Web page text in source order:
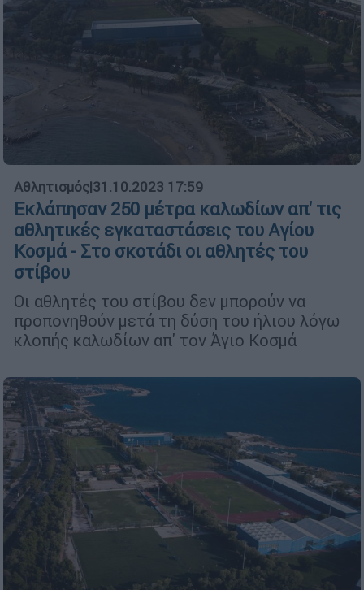
Αθλητισμός|31.10.2023 17:59
Εκλάπησαν 250 μέτρα καλωδίων απ' τις
αθλητικές εγκαταστάσεις του Αγίου
Κοσμά - Στο σκοτάδι οι αθλητές του
στίβου
Οι αθλητές του στίβου δεν μπορούν να
προπονηθούν μετά τη δύση του ήλιου λόγω
κλοπής καλωδίων απ' τον Άγιο Κοσμά